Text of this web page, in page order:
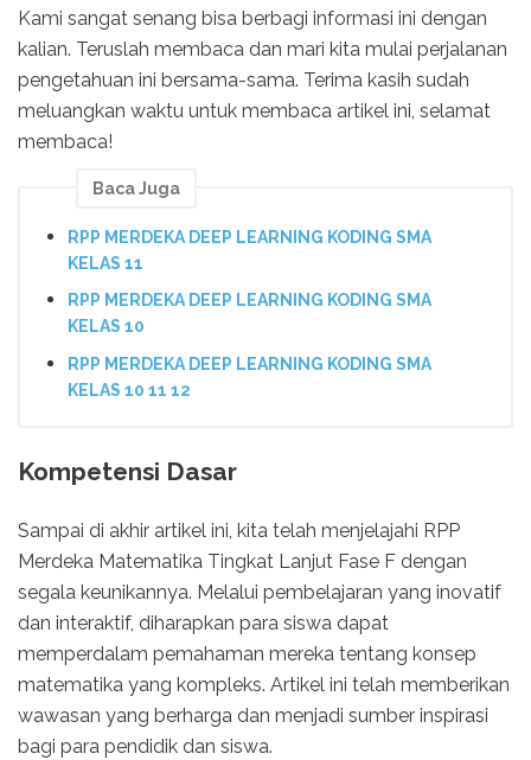
Kami sangat senang bisa berbagi informasi ini dengan
kalian. Teruslah membaca dan mari kita mulai perjalanan
pengetahuan ini bersama-sama. Terima kasih sudah
meluangkan waktu untuk membaca artikel ini, selamat
membaca!
Baca Juga
RPP MERDEKA DEEP LEARNING KODING SMA
KELAS 11
RPP MERDEKA DEEP LEARNING KODING SMA
KELAS 10
RPP MERDEKA DEEP LEARNING KODING SMA
KELAS 10 11 12
Kompetensi Dasar
Sampai di akhir artikel ini, kita telah menjelajahi RPP
Merdeka Matematika Tingkat Lanjut Fase F dengan
segala keunikannya. Melalui pembelajaran yang inovatif
dan interaktif, diharapkan para siswa dapat
memperdalam pemahaman mereka tentang konsep
matematika yang kompleks. Artikel ini telah memberikan
wawasan yang berharga dan menjadi sumber inspirasi
bagi para pendidik dan siswa.